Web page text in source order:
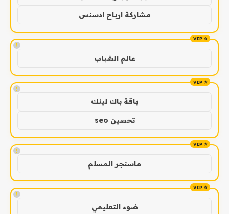
مشاركة ارباح ادسنس
!
عالم الشباب
!
باقة باك لينك
تحسين seo
!
ماسنجر المسلم
!
ضوء التعليمي